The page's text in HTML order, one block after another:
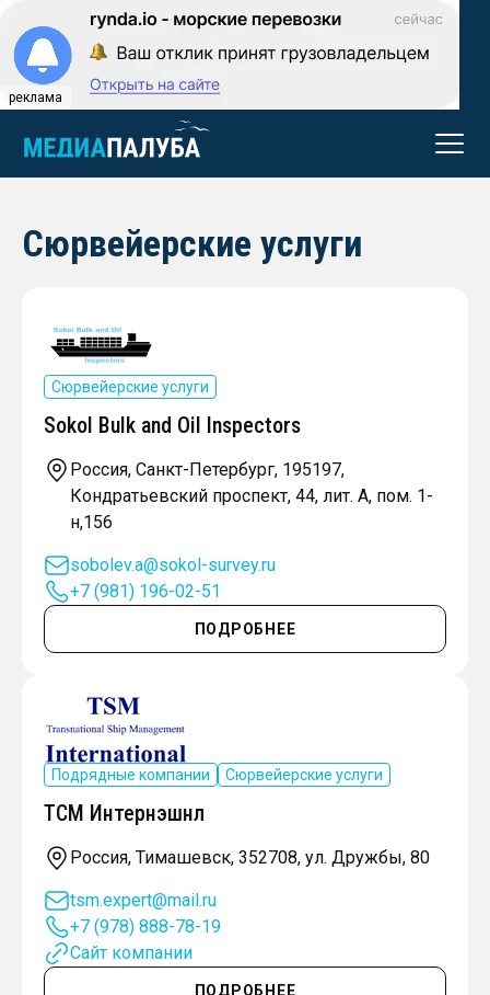
реклама
Сюрвейерские услуги
Сюрвейерские услуги
Sokol Bulk and Oil Inspectors
Россия, Санкт-Петербург, 195197,
Кондратьевский проспект, 44, лит. А, пом. 1-
н,156
sobolev.a@sokol-survey.ru
+7 (981) 196-02-51
ПОДРОБНЕЕ
Подрядные компании Сюрвейерские услуги
ТСМ Интернэшнл
Россия, Тимашевск, 352708, ул. Дружбы, 80
tsm.expert@mail.ru
+7 (978) 888-78-19
Сайт компании
ПОДРОБНЕЕ